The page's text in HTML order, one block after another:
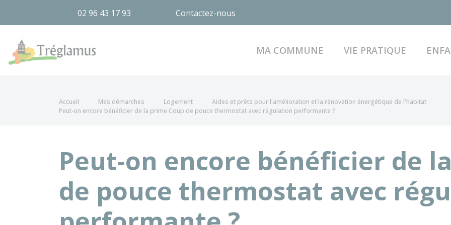
02 96 43 17 93 Contactez-nous
MA COMMUNE VIE PRATIQUE
Accueil Mes démarches Logement
Aides et prêts pour l'amélioration et la rénovation énergétique de l'habitat
Peut-on encore bénéficier de la prime Coup de pouce thermostat avec régulation performante ?
Peut-on encore bénéficier de
de pouce thermostat avec